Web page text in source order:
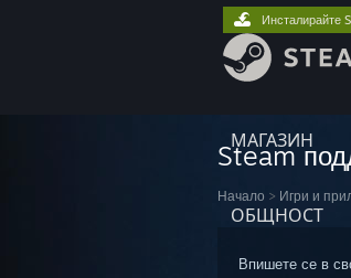
МАГАЗИН
ОБЩНОСТ
Инсталирайте
Steam
Начало > Игри и
Впишете се в